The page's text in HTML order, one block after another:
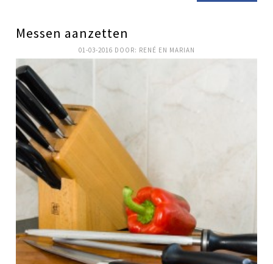
Messen aanzetten
01-03-2016 DOOR: RENÉ EN MARIAN